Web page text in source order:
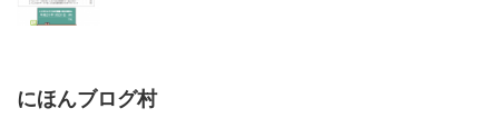
にほんブログ村